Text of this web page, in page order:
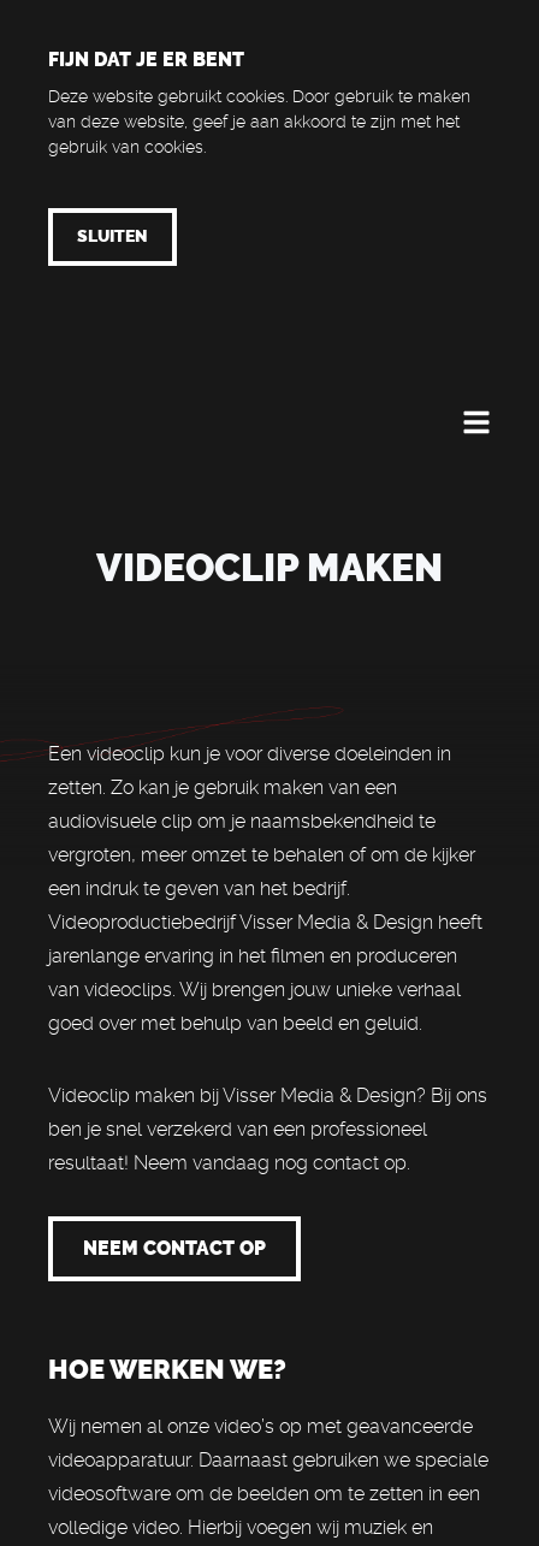
FIJN DAT JE ER BENT
Deze website gebruikt cookies. Door gebruik te maken
van deze website, geef je aan akkoord te zijn met het
gebruik van cookies.
SLUITEN
VIDEOCLIP MAKEN
Een videoclip kun je voor diverse doeleinden in
zetten. Zo kan je gebruik maken van een
audiovisuele clip om je naamsbekendheid te
vergroten, meer omzet te behalen of om de kijker
een indruk te geven van het bedrijf.
Videoproductiebedrijf Visser Media & Design heeft
jarenlange ervaring in het filmen en produceren
van videoclips. Wij brengen jouw unieke verhaal
goed over met behulp van beeld en geluid.
Videoclip maken bij Visser Media & Design? Bij ons
ben je snel verzekerd van een professioneel
resultaat! Neem vandaag nog contact op.
NEEM CONTACT OP
HOE WERKEN WE?
Wij nemen al onze video’s op met geavanceerde
videoapparatuur. Daarnaast gebruiken we speciale
videosoftware om de beelden om te zetten in een
volledige video. Hierbij voegen wij muziek en